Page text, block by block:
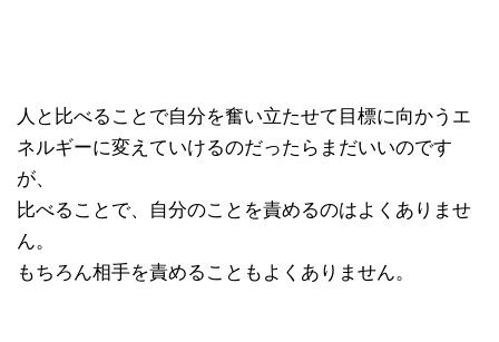
人と比べることで自分を奮い立たせて目標に向かうエ
ネルギーに変えていけるのだったらまだいいのです
が、
比べることで、自分のことを責めるのはよくありませ
ん。
もちろん相手を責めることもよくありません。